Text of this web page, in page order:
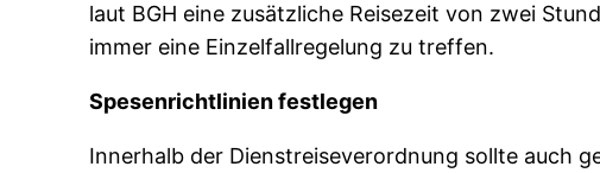
laut BGH eine zusätzliche Reisezeit von zwei
immer eine Einzelfallregelung zu treffen.
Spesenrichtlinien festlegen
Innerhalb der Dienstreiseverordnung sollte auch